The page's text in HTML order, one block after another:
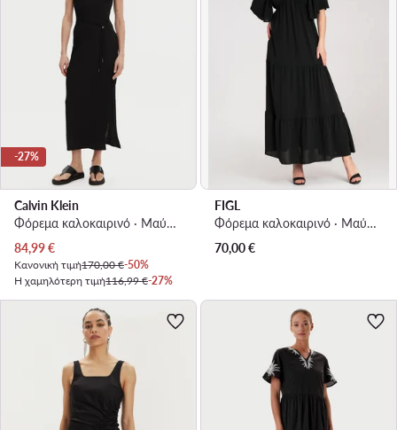
-27%
Calvin Klein
Φόρεμα καλοκαιρινό · Μαύρο · Maxi
Τρέχουσα τιμή
84,99€
Κανονική τιμή170,00 €-50%
Η χαμηλότερη τιμή116,99 €-27%
FIGL
Φόρεμα καλοκαιρινό · Μαύρο · Maxi
70,00€